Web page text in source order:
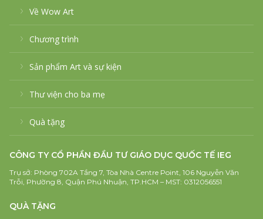
Về Wow Art
Chương trình
Sản phẩm Art và sự kiện
Thư viện cho ba mẹ
Quà tặng
CÔNG TY CỔ PHẦN ĐẦU TƯ GIÁO DỤC QUỐC TẾ IEG
Trụ sở: Phòng 702A Tầng 7, Tòa Nhà Centre Point, 106 Nguyễn Văn
Trỗi, Phường 8, Quận Phú Nhuận, TP.HCM – MST: 0312056551
QUÀ TẶNG